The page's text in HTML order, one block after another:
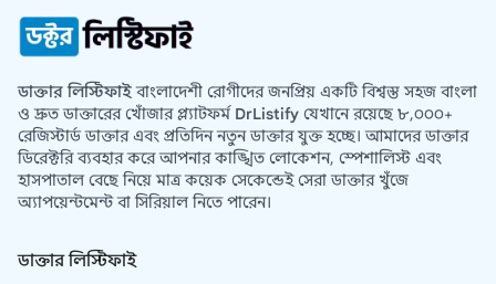
ডাক্তার লিস্টিফাইবাংলাদেশী রোগীদের জনপ্রিয় একটি বিশ্বস্ত সহজ বাংলা
ও দ্রুত ডাক্তারের খোঁজার প্ল্যাটফর্ম DrListify যেখানে রয়েছে ৮,০০০+
রেজিস্টার্ড ডাক্তার এবং প্রতিদিন নতুন ডাক্তার যুক্ত হচ্ছে। আমাদের ডাক্তার
ডিরেক্টরি ব্যবহার করে আপনার কাঙ্খিত লোকেশন, স্পেশালিস্ট এবং
হাসপাতাল বেছে নিয়ে মাত্র কয়েক সেকেন্ডেই সেরা ডাক্তার খুঁজে
অ্যাপয়েন্টমেন্ট বা সিরিয়াল নিতে পারেন।
ডাক্তার লিস্টিফাই